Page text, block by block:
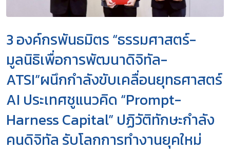
3 องค์กรพันธมิตร “ธรรมศาสตร์-
มูลนิธิเพื่อการพัฒนาดิจิทัล-
ATSI”ผนึกกำลังขับเคลื่อนยุทธศาสตร์
AI ประเทศชูแนวคิด “Prompt-
Harness Capital” ปฏิวัติทักษะกำลัง
คนดิจิทัล รับโลกการทำงานยุคใหม่